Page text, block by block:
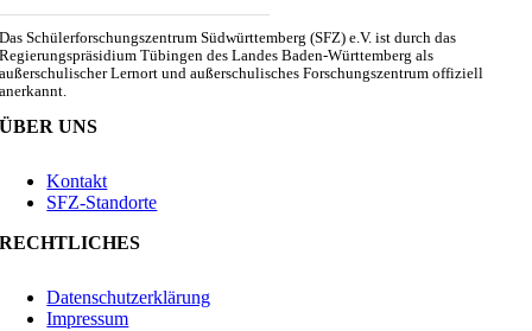
Das Schülerforschungszentrum Südwürttemberg (SFZ) e.V. ist durch das
Regierungspräsidium Tübingen des Landes Baden-Württemberg als
außerschulischer Lernort und außerschulisches Forschungszentrum offiziell
anerkannt.
ÜBER UNS
Kontakt
SFZ-Standorte
RECHTLICHES
Datenschutzerklärung
Impressum